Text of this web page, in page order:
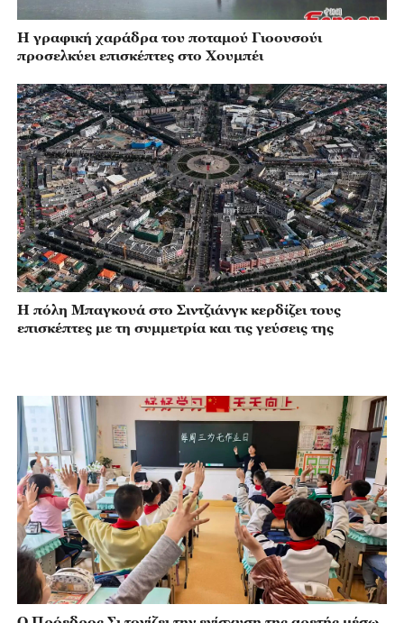
Η γραφική χαράδρα του ποταμού Γιοουσούι
προσελκύει επισκέπτες στο Χουμπέι
Η πόλη Μπαγκουά στο Σιντζιάνγκ κερδίζει τους
επισκέπτες με τη συμμετρία και τις γεύσεις της